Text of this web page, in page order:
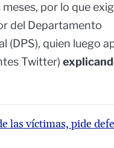
por lo que
del Departamento
(DPS), quien luego
Twitter)
las víctimas, pide